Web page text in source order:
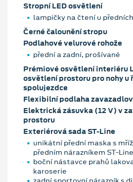
Stropní LED osvětlení
lampičky na čtení u
Černé čalounění stropu
Podlahové velurové rohože
přední a zadní, prošívané
Prémiové osvětlení interiéru
osvětlení prostoru pro nohy u
spolujezdce
Flexibilní podlaha
Elektrická zásuvka (12 V) v
prostoru
Exteriérová sada ST-Line
unikátní přední maska s
předním nárazníkem ST-Line
boční nástavce prahů
karoserie